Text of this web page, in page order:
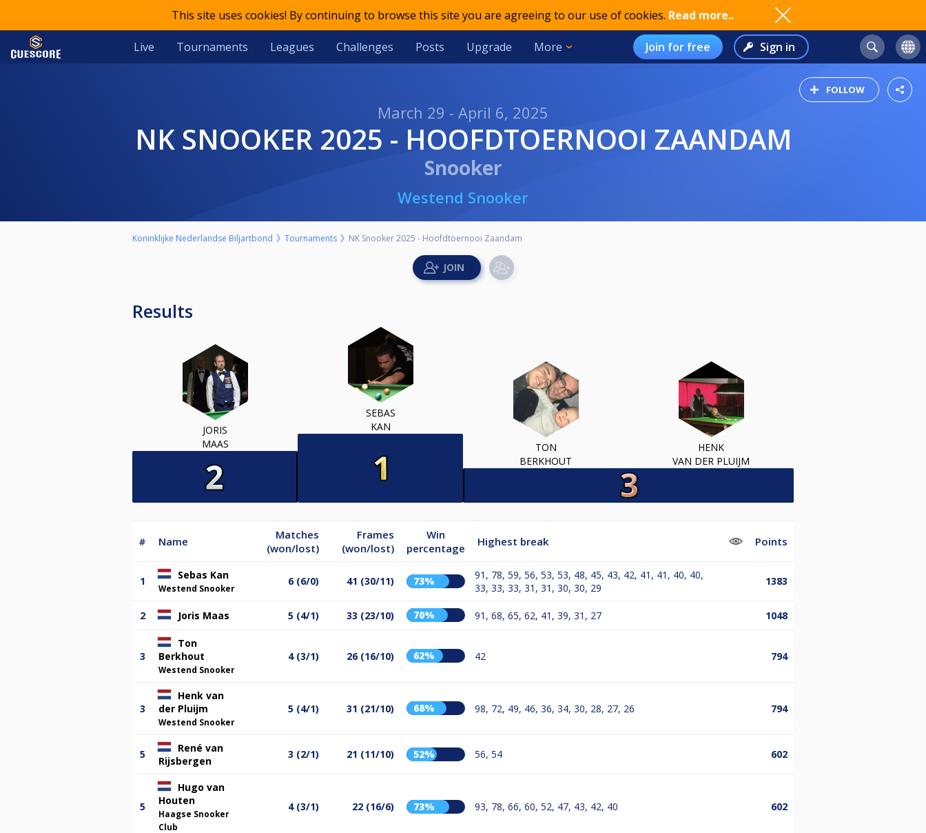
This site uses cookies! By continuing to browse this site you are agreeing to our use of cookies. Read more..
Live Tournaments Leagues Challenges Posts Upgrade More Join for free Sign in
FOLLOW
March 29 - April 6, 2025
NK SNOOKER 2025 - HOOFDTOERNOOI ZAANDAM
Snooker
Westend Snooker
Koninklijke Nederlandse Biljartbond Tournaments NK Snooker 2025 - Hoofdtoernooi Zaandam
Results
JORIS
MAAS
SEBAS
KAN
TON
BERKHOUT
HENK
VAN DER PLUIJM
# Name
Matches
(won/lost)
Frames
(won/lost)
Win
percentage
Highest break Points
1 Sebas Kan
Westend Snooker
6 (6/0) 41 (30/11) 73%
91, 78, 59, 56, 53, 53, 48, 45, 43, 42, 41, 41, 40, 40,
33, 33, 33, 31, 31, 30, 30, 29
1383
2 Joris Maas 5 (4/1) 33 (23/10) 70% 91, 68, 65, 62, 41, 39, 31, 27 1048
3
Ton
Berkhout
Westend Snooker
4 (3/1) 26 (16/10) 62% 42 794
3
Henk van
der Pluijm
Westend Snooker
5 (4/1) 31 (21/10) 68% 98, 72, 49, 46, 36, 34, 30, 28, 27, 26 794
5
René van
Rijsbergen
3 (2/1) 21 (11/10) 52% 56, 54 602
5
Hugo van
Houten
Haagse Snooker
Club
4 (3/1) 22 (16/6) 73% 93, 78, 66, 60, 52, 47, 43, 42, 40 602